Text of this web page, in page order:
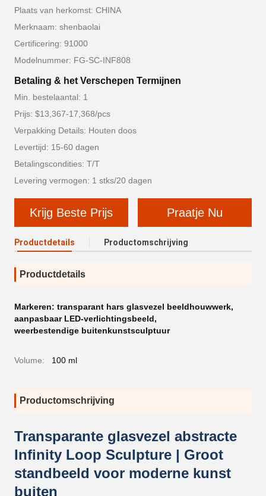
Plaats van herkomst: CHINA
Merknaam: shenbaolai
Certificering: 91000
Modelnummer: FG-SC-INF808
Betaling & het Verschepen Termijnen
Min. bestelaantal: 1
Prijs: $13,367-17,368/pcs
Verpakking Details: Houten doos
Levertijd: 15-60 dagen
Betalingscondities: T/T
Levering vermogen: 1 stks/20 dagen
Krijg Beste Prijs Praatje Nu
Productdetails Productomschrijving
Productdetails
Markeren: transparant hars glasvezel beeldhouwwerk,
aanpasbaar LED-verlichtingsbeeld,
weerbestendige buitenkunstsculptuur
Volume: 100 ml
Productomschrijving
Transparante glasvezel abstracte
Infinity Loop Sculpture | Groot
standbeeld voor moderne kunst
buiten